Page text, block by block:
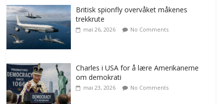
Britisk spionfly overvåket måkenes
trekkrute
mai 26, 2026 No Comments
Charles i USA for å lære Amerikanerne
om demokrati
mai 23, 2026 No Comments